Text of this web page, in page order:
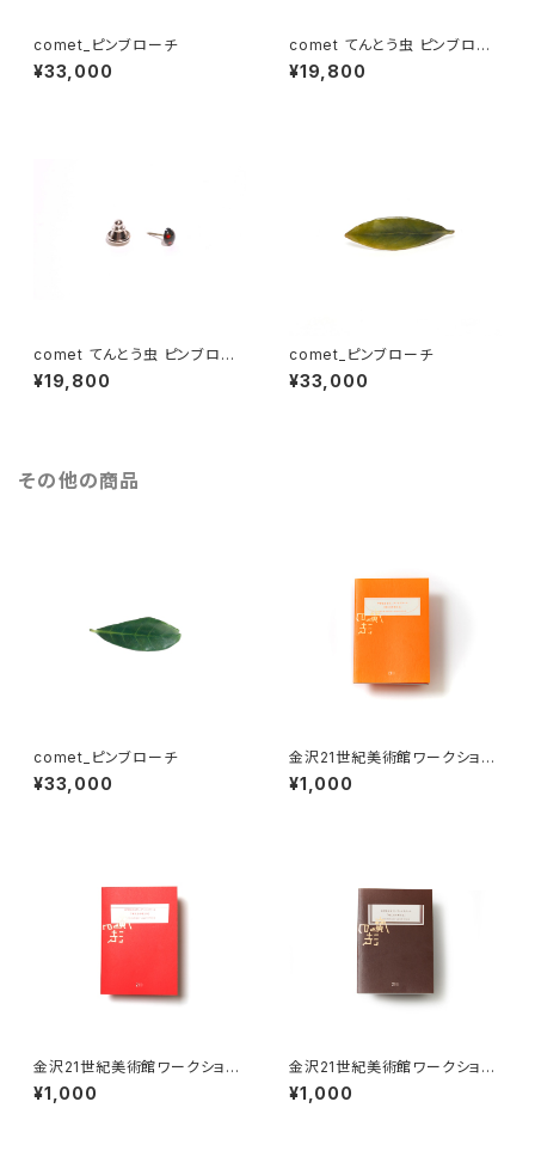
comet_ピンブローチ
¥33,000
comet てんとう虫 ピンブロー
チ
¥19,800
comet てんとう虫 ピンブロー
チ 黒
¥19,800
comet_ピンブローチ
¥33,000
その他の商品
comet_ピンブローチ
¥33,000
金沢21世紀美術館ワークショッ
プ・アーカイブブック 2017-201
8
¥1,000
金沢21世紀美術館ワークショッ
プ・アーカイブブック 2021-202
2
¥1,000
金沢21世紀美術館ワークショッ
プ・アーカイブブック 2018-201
9
¥1,000